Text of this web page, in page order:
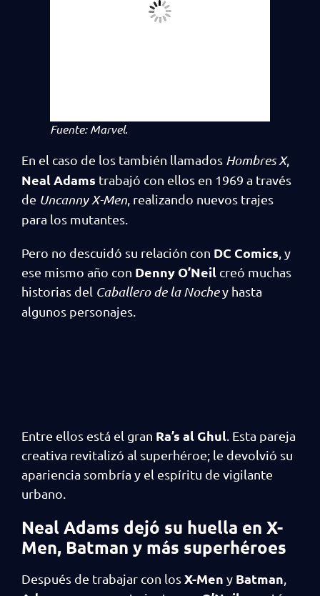
Fuente:Marvel.
En el caso de los también llamados Hombres X,
Neal Adams trabajó con ellos en 1969 a través
de Uncanny X-Men , realizando nuevos trajes
para los mutantes.
Pero no descuidó su relación con DC Comics , y
ese mismo año con Denny O’Neil creó muchas
historias del Caballero de la Nochey hasta
algunos personajes.
Entre ellos está el gran Ra’s al Ghul . Esta pareja
creativa revitalizó al superhéroe; le devolvió su
apariencia sombría y el espíritu de vigilante
urbano.
Neal Adams dejó su huella en X-
Men, Batman y más superhéroes
Después de trabajar con losX-Men y Batman